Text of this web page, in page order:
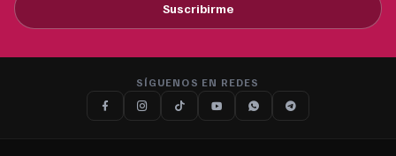
Suscribirme
SÍGUENOS EN REDES